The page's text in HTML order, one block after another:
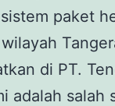
paket
di PT.
adalah salah